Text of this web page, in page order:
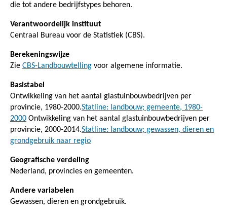
die tot andere bedrijfstypes behoren.
Verantwoordelijk instituut
Centraal Bureau voor de Statistiek (CBS).
Berekeningswijze
Zie CBS-Landbouwtelling voor algemene informatie.
Basistabel
Ontwikkeling van het aantal glastuinbouwbedrijven per
provincie, 1980-2000.Statline: landbouw; gemeente, 1980-
2000 Ontwikkeling van het aantal glastuinbouwbedrijven per
provincie, 2000-2014.Statline: landbouw; gewassen, dieren en
grondgebruik naar regio
Geografische verdeling
Nederland, provincies en gemeenten.
Andere variabelen
Gewassen, dieren en grondgebruik.